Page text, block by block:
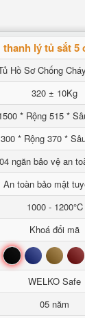
thanh lý tủ sắt 5
Hồ Sơ Chống
320 ± 10Kg
* Rộng 515 *
* Rộng 370 *
ngăn bảo vệ an
An toàn bảo mật
1000 - 1200°C
Khoá đổi mã
Đen Xanh Nâu Đỏ
WELKO Safe
05 năm